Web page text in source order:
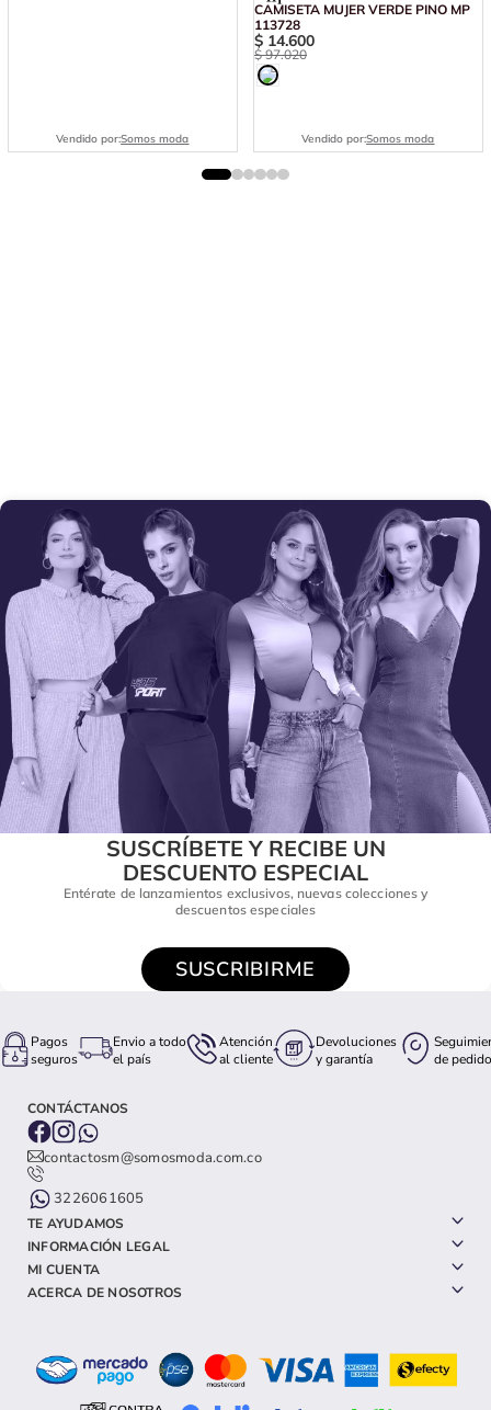
Vendido por:Somos moda
CAMISETA MUJER VERDE PINO MP
113728
$ 14.600
$ 97.020
Vendido por:Somos moda
SUSCRÍBETE Y RECIBE UN
DESCUENTO ESPECIAL
Entérate de lanzamientos exclusivos, nuevas colecciones y
descuentos especiales
SUSCRIBIRME
Pagos
seguros
Envio a todo
el país
Atención
al cliente
Devoluciones
y garantía
de pedido
CONTÁCTANOS
contactosm@somosmoda.com.co
3226061605
TE AYUDAMOS
INFORMACIÓN LEGAL
MI CUENTA
ACERCA DE NOSOTROS